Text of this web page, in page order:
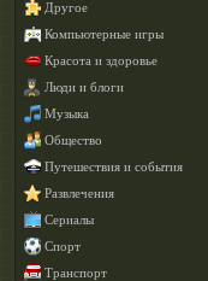
Другое
Компьютерные игры
Красота и здоровье
Люди и блоги
Музыка
Общество
Путешествия и события
Развлечения
Сериалы
Спорт
Транспорт